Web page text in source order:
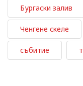
Бургаски залив
Ченгене скеле
събитие